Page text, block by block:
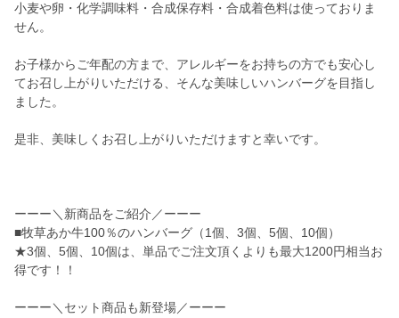
小麦や卵・化学調味料・合成保存料・合成着色料は使っておりま
せん。
お子様からご年配の方まで、アレルギーをお持ちの方でも安心し
てお召し上がりいただける、そんな美味しいハンバーグを目指し
ました。
是非、美味しくお召し上がりいただけますと幸いです。
ーーー＼新商品をご紹介／ーーー
■牧草あか牛100％のハンバーグ（1個、3個、5個、10個）
★3個、5個、10個は、単品でご注文頂くよりも最大1200円相当お
得です！！
ーーー＼セット商品も新登場／ーーー